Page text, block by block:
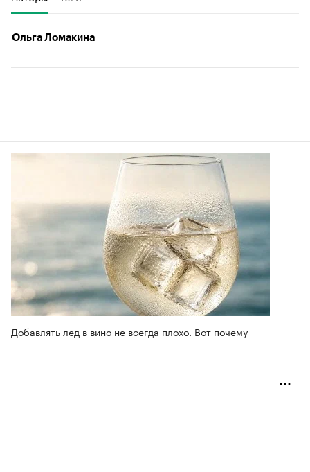
Ольга Ломакина
Добавлять лед в вино не всегда плохо. Вот почему